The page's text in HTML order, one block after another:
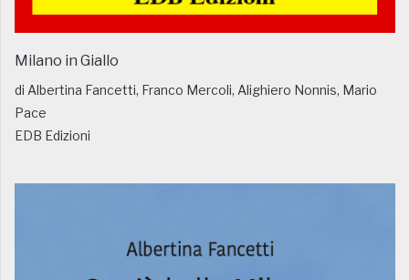
Milano in Giallo
di Albertina Fancetti, Franco Mercoli, Alighiero Nonnis, Mario
Pace
EDB Edizioni